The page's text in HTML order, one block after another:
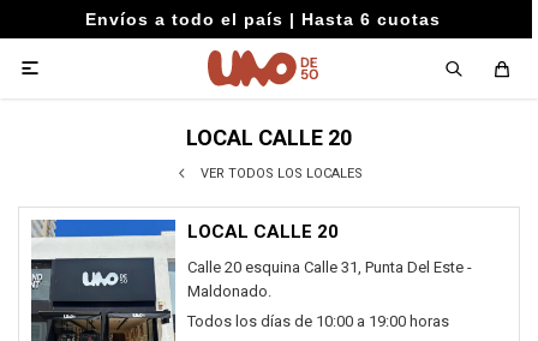
Envíos a todo el país | Hasta 6 cuotas

LOCAL CALLE 20
VER TODOS LOS LOCALES
LOCAL CALLE 20
Calle 20 esquina Calle 31, Punta Del Este -
Maldonado.
Todos los días de 10:00 a 19:00 horas